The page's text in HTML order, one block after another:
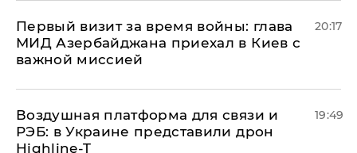
Первый визит за время войны: глава
МИД Азербайджана приехал в Киев с
важной миссией
20:17
Воздушная платформа для связи и
РЭБ: в Украине представили дрон
Highline-T
19:49